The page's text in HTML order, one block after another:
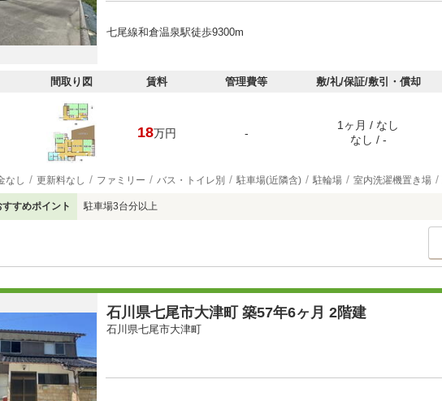
七尾線和倉温泉駅徒歩9300m
間取り図 賃料 管理費等 敷/礼/保証/敷引・償却
18万円 -
1ヶ月 / なし
なし / -
なし 更新料なし ファミリー バス・トイレ別 駐車場(近隣含) 駐輪場 室内洗濯機置き場
すすめポイント 駐車場3台分以上
石川県七尾市大津町 築57年6ヶ月 2階建
石川県七尾市大津町